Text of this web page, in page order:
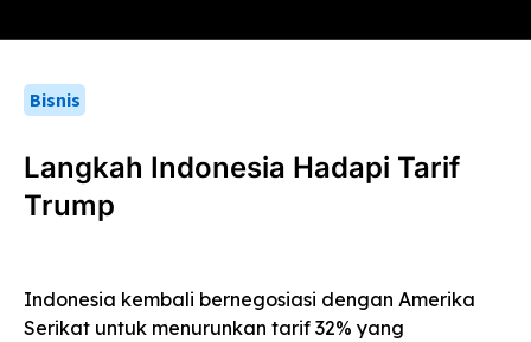
Ketentuan Penggunaan
Bisnis
Langkah Indonesia Hadapi Tarif
Trump
Indonesia kembali bernegosiasi dengan Amerika
Serikat untuk menurunkan tarif 32% yang